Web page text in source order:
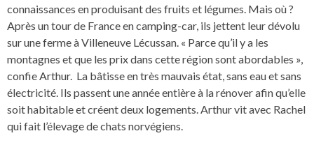
connaissances en produisant des fruits et légumes. Mais où ?
Après un tour de France en camping-car, ils jettent leur dévolu
sur une ferme à Villeneuve Lécussan. « Parce qu’il y a les
montagnes et que les prix dans cette région sont abordables »,
confie Arthur. La bâtisse en très mauvais état, sans eau et sans
électricité. Ils passent une année entière à la rénover afin qu’elle
soit habitable et créent deux logements. Arthur vit avec Rachel
qui fait l’élevage de chats norvégiens.